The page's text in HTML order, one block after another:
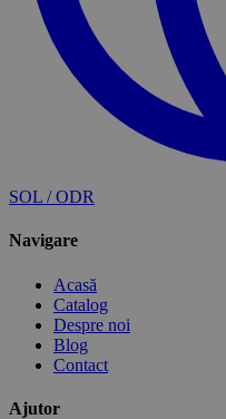
SOL / ODR
Navigare
Acasă
Catalog
Despre noi
Blog
Contact
Ajutor